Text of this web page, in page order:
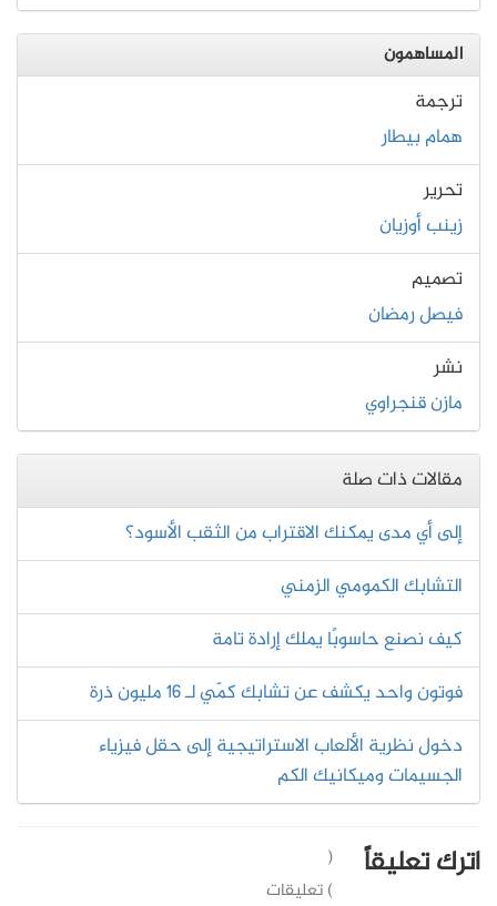
المساهمون
ترجمة
همام بيطار
تحرير
زينب أوزيان
تصميم
فيصل رمضان
نشر
مازن قنجراوي
مقالات ذات صلة
إلى أي مدى يمكنك الاقتراب من الثقب الأسود؟
التشابك الكمومي الزمني
كيف نصنع حاسوبًا يملك إرادة تامة
فوتون واحد يكشف عن تشابك كمّي لـ 16 مليون ذرة
دخول نظرية الألعاب الاستراتيجية إلى حقل فيزياء
الجسيمات وميكانيك الكم
اترك تعليقاً
(
) تعليقات